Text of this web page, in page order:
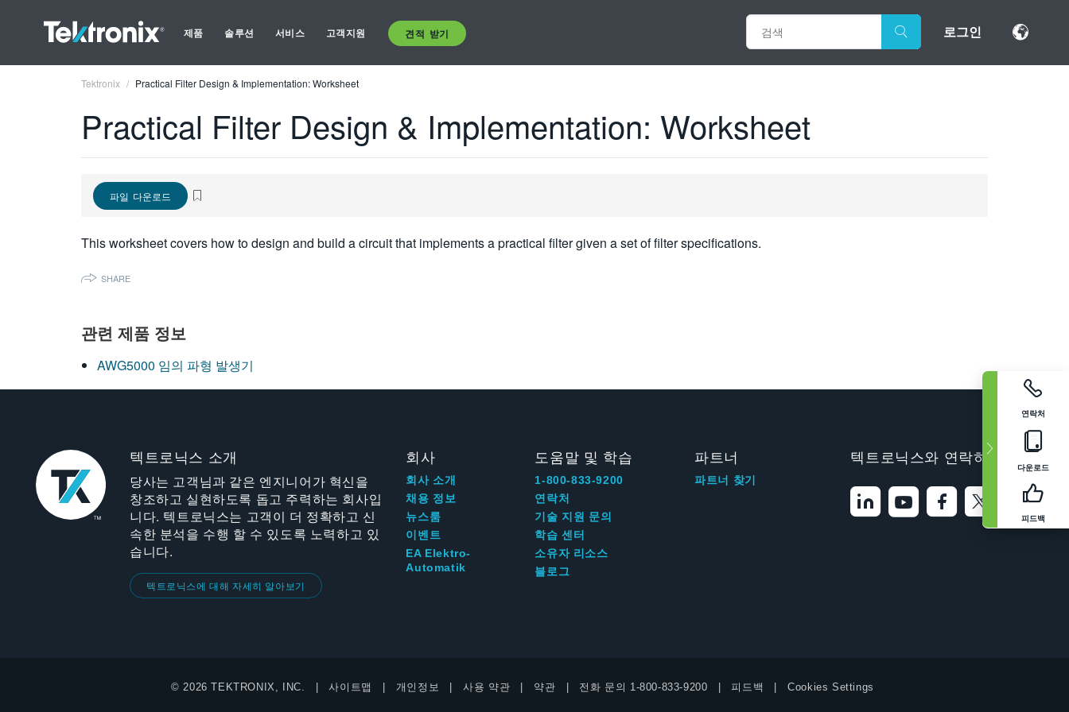
제품 솔루션 서비스 고객지원 견적 받기 로그인
연락처
다운로드
피드백
Tektronix Practical Filter Design & Implementation: Worksheet
Practical Filter Design & Implementation: Worksheet
파일 다운로드
This worksheet covers how to design and build a circuit that implements a practical filter given a set of filter specifications.
SHARE
관련 제품 정보
AWG5000 임의 파형 발생기
텍트로닉스 소개
당사는 고객님과 같은 엔지니어가 혁신을
창조하고 실현하도록 돕고 주력하는 회사입
니다. 텍트로닉스는 고객이 더 정확하고 신
속한 분석을 수행 할 수 있도록 노력하고 있
습니다.
텍트로닉스에 대해 자세히 알아보기
회사
회사 소개
채용 정보
뉴스룸
이벤트
EA Elektro-
Automatik
도움말 및 학습
1-800-833-9200
연락처
기술 지원 문의
학습 센터
소유자 리소스
블로그
파트너
파트너 찾기
텍트로닉스와 연락하기
© 2026 TEKTRONIX, INC. 사이트맵 개인정보 사용 약관 약관 전화 문의 1-800-833-9200 피드백 Cookies Settings